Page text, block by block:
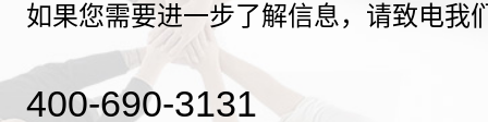
如果您需要进一步了解信息，请致电我
400-690-3131